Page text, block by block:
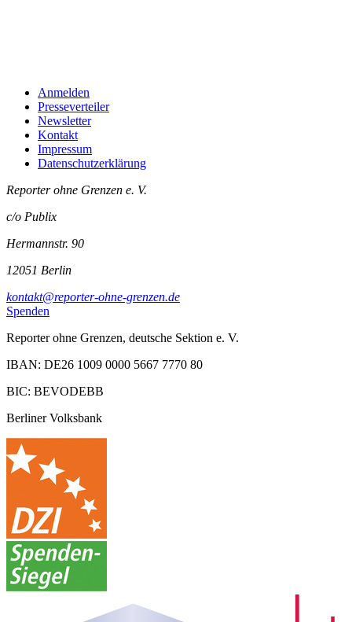
Anmelden
Presseverteiler
Newsletter
Kontakt
Impressum
Datenschutzerklärung
Reporter ohne Grenzen e. V.
c/o Publix
Hermannstr. 90
12051 Berlin
kontakt@reporter-ohne-grenzen.de
Spenden
Reporter ohne Grenzen, deutsche Sektion e. V.
IBAN: DE26 1009 0000 5667 7770 80
BIC: BEVODEBB
Berliner Volksbank